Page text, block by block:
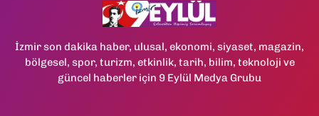
İzmir son dakika haber, ulusal, ekonomi, siyaset, magazin,
bölgesel, spor, turizm, etkinlik, tarih, bilim, teknoloji ve
güncel haberler için 9 Eylül Medya Grubu